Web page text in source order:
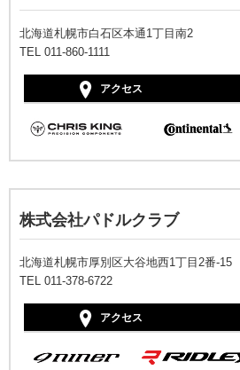
北海道札幌市白石区本通1丁目南2
TEL 011-860-1111
アクセス
株式会社パドルクラブ
北海道札幌市厚別区大谷地西1丁目2番-15
TEL 011-378-6722
アクセス